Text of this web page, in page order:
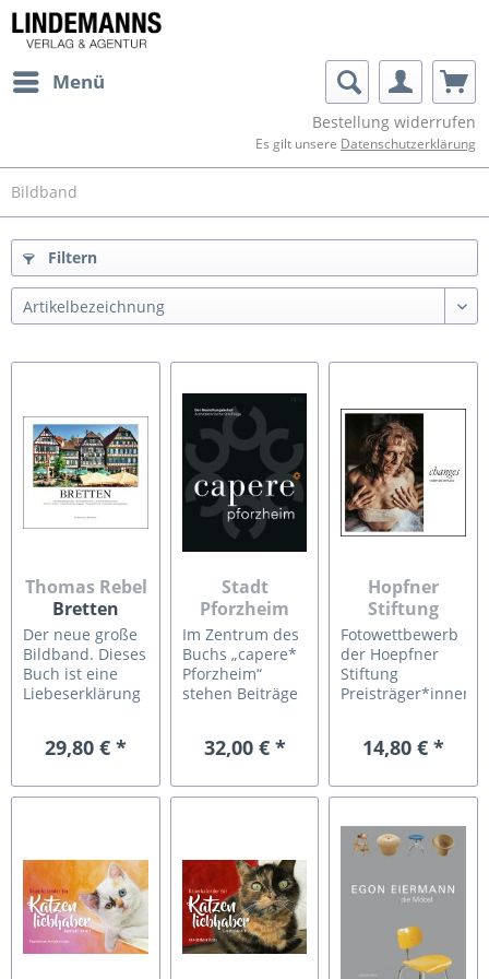
Menü
Bestellung widerrufen
Es gilt unsere Datenschutzerklärung
Bildband
Filtern
Thomas Rebel
Bretten
Der neue große
Bildband. Dieses
Buch ist eine
Liebeserklärung
neun Ortsteile.
die „Toskana
vielen nicht zu
Unrecht genannt
wird,
präsentieren
sich Stadt...
29,80 € *
Stadt
Pforzheim
capere*
Pforzheim
Im Zentrum des
Buchs „capere*
Pforzheim“
stehen Beiträge
Sie erklären die
Expertise ein
Potenzial
Pforzheims. Die
Bilder und Fotos
zeigen
Pforzheim als...
32,00 € *
Hopfner
Stiftung
changes
Fotowettbewerb
der Hoepfner
Stiftung
Preisträger*innen
zum neunten
Hoepfner
Karlsruhe ihren
Fotowettbewerb
unter dem Motto
begleitende
Katalog zeigt
14,80 € *